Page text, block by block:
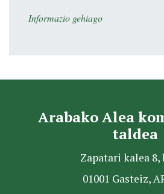
Informazio gehiago
Arabako Alea
taldea
Zapatari kalea 8,
01001 Gasteiz,